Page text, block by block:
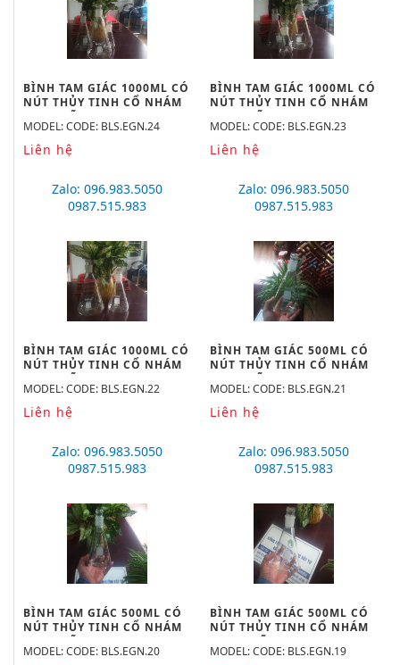
BÌNH TAM GIÁC 1000ML CÓ
NÚT THỦY TINH CỔ NHÁM
34/35 HÃNG BIOHALL-
GERMANY
MODEL: CODE: BLS.EGN.24
Liên hệ
BÌNH TAM GIÁC 1000ML CÓ
NÚT THỦY TINH CỔ NHÁM
29/32 HÃNG BIOHALL-
GERMANY
MODEL: CODE: BLS.EGN.23
Liên hệ
Zalo: 096.983.5050
0987.515.983
BÌNH TAM GIÁC 1000ML CÓ
NÚT THỦY TINH CỔ NHÁM
24/29 HÃNG BIOHALL-
GERMANY
MODEL: CODE: BLS.EGN.22
Liên hệ
Zalo: 096.983.5050
0987.515.983
BÌNH TAM GIÁC 500ML CÓ
NÚT THỦY TINH CỔ NHÁM
29/32 HÃNG BIOHALL-
GERMANY
MODEL: CODE: BLS.EGN.21
Liên hệ
Zalo: 096.983.5050
0987.515.983
BÌNH TAM GIÁC 500ML CÓ
NÚT THỦY TINH CỔ NHÁM
24/29 HÃNG BIOHALL-
GERMANY
MODEL: CODE: BLS.EGN.20
Zalo: 096.983.5050
0987.515.983
BÌNH TAM GIÁC 500ML CÓ
NÚT THỦY TINH CỔ NHÁM
19/26, HÃNG BIOHALL-
GERMANY
MODEL: CODE: BLS.EGN.19